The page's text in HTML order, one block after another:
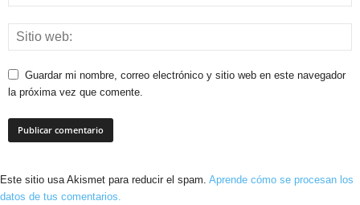
Guardar mi nombre, correo electrónico y sitio web en este navegador
la próxima vez que comente.
Este sitio usa Akismet para reducir el spam. Aprende cómo se procesan los
datos de tus comentarios.